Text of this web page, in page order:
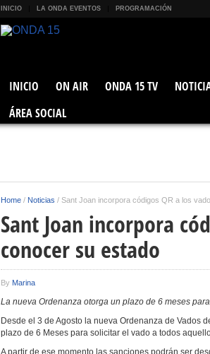
INICIO LA ONDA EVENTOS PROGRAMACIÓN
INICIO ON AIR ONDA 15 TV
ÁREA SOCIAL
Home / Noticias / Sant Joan incorpora códigos QR a los
Sant Joan incorpora
conocer su estado
By Marina
La nueva Ordenanza otorga un plazo de 6 meses
Desde el 3 de Agosto la nueva Ordenanza de Vados
plazo de 6 Meses para solicitar el vado a todos
A partir de ese momento las sanciones podrán ser